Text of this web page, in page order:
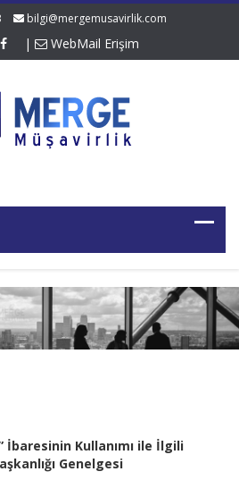
bilgi@mergemusavirlik.com
| WebMail Erişim
İbaresinin Kullanımı ile İlgili
Genelgesi